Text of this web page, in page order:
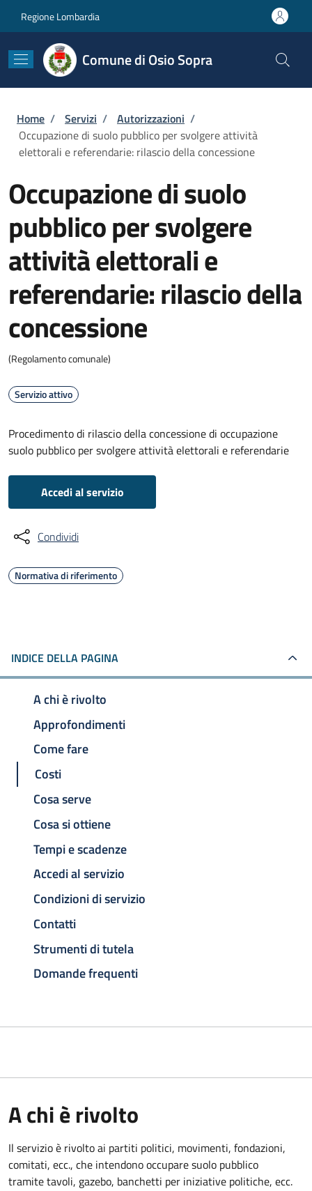
Regione Lombardia
Comune di Osio Sopra
Briciole di pane
Home / Servizi / Autorizzazioni /
Occupazione di suolo pubblico per svolgere attività
elettorali e referendarie: rilascio della concessione
Occupazione di suolo
pubblico per svolgere
attività elettorali e
referendarie: rilascio della
concessione
(Regolamento comunale)
Servizio attivo
Procedimento di rilascio della concessione di occupazione
suolo pubblico per svolgere attività elettorali e referendarie
Accedi al servizio
Condividi
Normativa di riferimento
INDICE DELLA PAGINA
A chi è rivolto
Approfondimenti
Come fare
Costi
Cosa serve
Cosa si ottiene
Tempi e scadenze
Accedi al servizio
Condizioni di servizio
Contatti
Strumenti di tutela
Domande frequenti
A chi è rivolto
Il servizio è rivolto ai partiti politici, movimenti, fondazioni,
comitati, ecc., che intendono occupare suolo pubblico
tramite tavoli, gazebo, banchetti per iniziative politiche, ecc.